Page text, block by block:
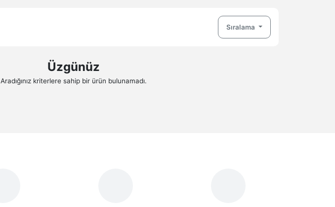
Sıralama
Üzgünüz
Aradığınız kriterlere sahip bir ürün bulunamadı.